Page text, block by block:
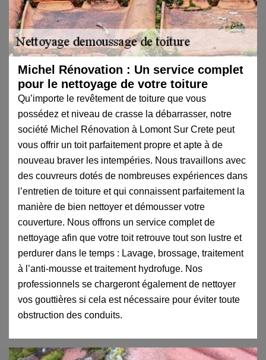
Michel Rénovation : Un service complet
pour le nettoyage de votre toiture
Qu’importe le revêtement de toiture que vous
possédez et niveau de crasse la débarrasser, notre
société Michel Rénovation à Lomont Sur Crete peut
vous offrir un toit parfaitement propre et apte à de
nouveau braver les intempéries. Nous travaillons avec
des couvreurs dotés de nombreuses expériences dans
l’entretien de toiture et qui connaissent parfaitement la
manière de bien nettoyer et démousser votre
couverture. Nous offrons un service complet de
nettoyage afin que votre toit retrouve tout son lustre et
perdurer dans le temps : Lavage, brossage, traitement
à l’anti-mousse et traitement hydrofuge. Nos
professionnels se chargeront également de nettoyer
vos gouttières si cela est nécessaire pour éviter toute
obstruction des conduits.